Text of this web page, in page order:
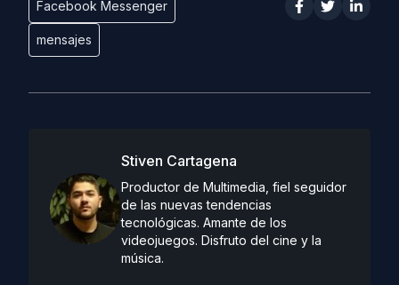
Facebook Messenger
mensajes
Stiven Cartagena
Productor de Multimedia, fiel seguidor
de las nuevas tendencias
tecnológicas. Amante de los
videojuegos. Disfruto del cine y la
música.